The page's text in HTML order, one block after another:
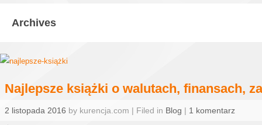
Archives
Najlepsze książki o walutach, finansach,
2 listopada 2016 by kurencja.com | Filed in Blog | 1 komentarz